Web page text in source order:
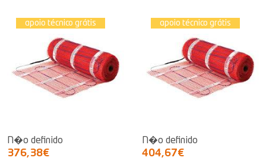
apoio técnico grátis
N�o definido
376,38€
apoio técnico grátis
N�o definido
404,67€